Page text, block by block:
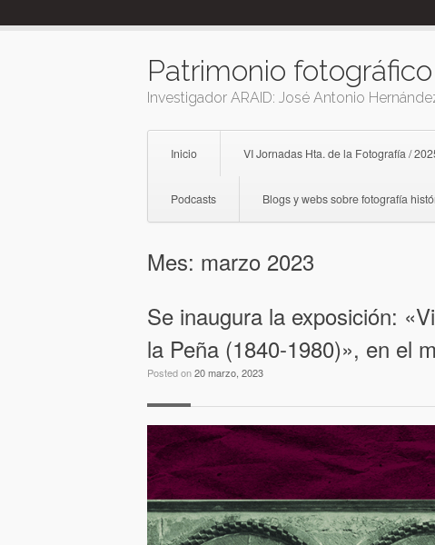
to
Patrimonio
Investigador ARAID: José Antonio
Inicio VI Jornadas Hta. de la Fotografía /
Podcasts Blogs y webs sobre fotografía
Mes: marzo 2023
Se inaugura la exposición:
la Peña (1840-1980)», en el
Posted on20 marzo, 2023